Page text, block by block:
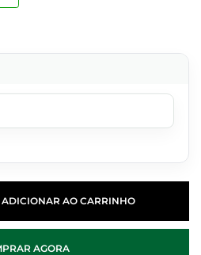
ADICIONAR AO CARRINHO
AGORA